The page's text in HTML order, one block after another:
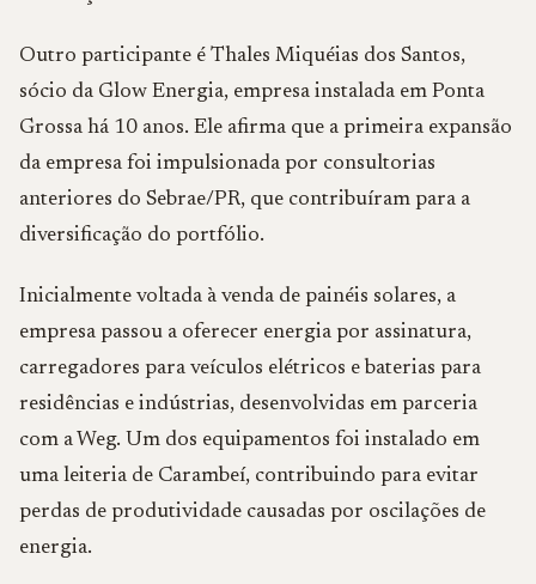
Outro participante é Thales Miquéias dos Santos,
sócio da Glow Energia, empresa instalada em Ponta
Grossa há 10 anos. Ele afirma que a primeira expansão
da empresa foi impulsionada por consultorias
anteriores do Sebrae/PR, que contribuíram para a
diversificação do portfólio.
Inicialmente voltada à venda de painéis solares, a
empresa passou a oferecer energia por assinatura,
carregadores para veículos elétricos e baterias para
residências e indústrias, desenvolvidas em parceria
com a Weg. Um dos equipamentos foi instalado em
uma leiteria de Carambeí, contribuindo para evitar
perdas de produtividade causadas por oscilações de
energia.